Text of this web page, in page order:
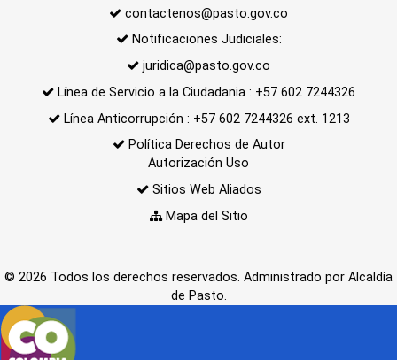
contactenos@pasto.gov.co
Notificaciones Judiciales:
juridica@pasto.gov.co
Línea de Servicio a la Ciudadania : +57 602 7244326
Línea Anticorrupción : +57 602 7244326 ext. 1213
Política Derechos de Autor
Autorización Uso
Sitios Web Aliados
Mapa del Sitio
© 2026 Todos los derechos reservados. Administrado por Alcaldía
de Pasto.